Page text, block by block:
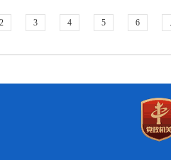
2 3 4 5 6